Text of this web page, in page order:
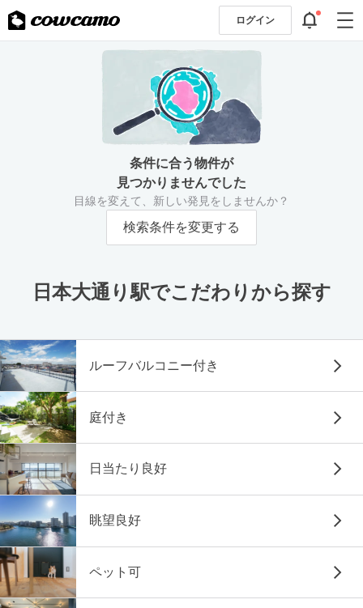
ログイン
条件に合う物件が
見つかりませんでした
目線を変えて、新しい発見をしませんか？
検索条件を変更する
日本大通り駅でこだわりから探す
ルーフバルコニー付き
庭付き
日当たり良好
眺望良好
ペット可